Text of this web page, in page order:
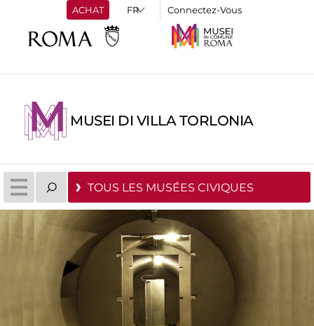
ACHAT Connectez-Vous
MUSEI DI VILLA TORLONIA
TOUS LES MUSÉES CIVIQUES